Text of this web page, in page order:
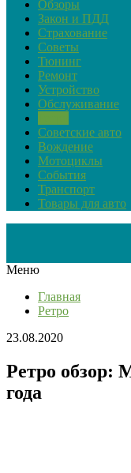
Обзоры
Закон и ПДД
Страхование
Советы
Тюнинг
Ремонт
Устройство
Обслуживание
Советские авто
Вождение
Мотоциклы
События
Транспорт
Товары для авто
Меню
Главная
Ретро
23.08.2020
Ретро обзор:
года